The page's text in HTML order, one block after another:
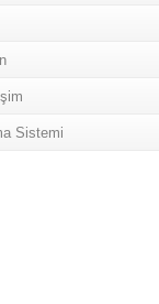
Sistemi